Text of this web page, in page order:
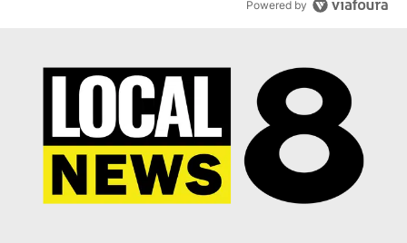
Powered by